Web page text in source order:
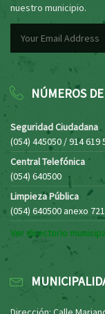
nuestro municipio.
NÚMEROS
Seguridad Ciudadana
(054) 445050 / 914 619
Central Telefónica
(054) 640500
Limpieza Pública
(054) 640500 anexo 721
Ver directorio